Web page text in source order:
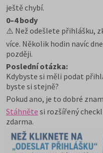
ještě chybí.
0–4 body
⚠️ Než odešlete přihlášku,
více. Několik hodin navíc
později.
Poslední otázka:
Kdybyste si měli podat
byste si stejně?
Pokud ano, je to dobré
Stáhněte si rozšířený
zdarma.